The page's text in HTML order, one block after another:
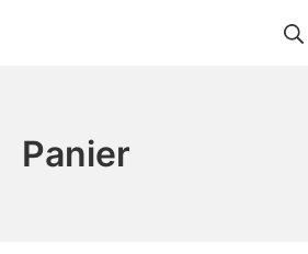
Panier